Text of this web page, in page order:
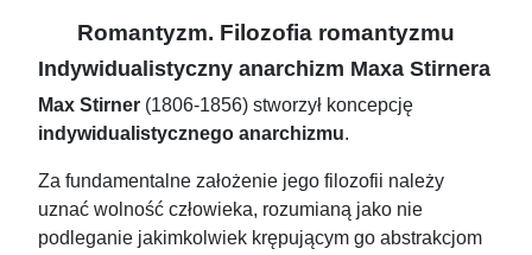
Romantyzm. Filozofia romantyzmu
Indywidualistyczny anarchizm Maxa Stirnera
Max Stirner (1806-1856) stworzył koncepcję
indywidualistycznego anarchizmu.
Za fundamentalne założenie jego filozofii należy
uznać wolność człowieka, rozumianą jako nie
podleganie jakimkolwiek krępującym go abstrakcjom